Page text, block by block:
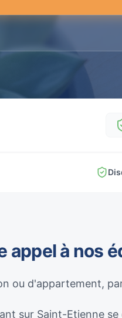
appel à nos
ou d'appartement,
sur Saint-Etienne